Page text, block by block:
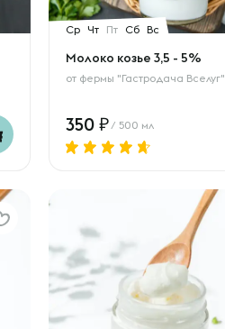
Ср Чт Пт Сб Вс
Молоко козье 3,5 - 5%
от фермы "Гастродача Вселуг"
350 / 500 мл